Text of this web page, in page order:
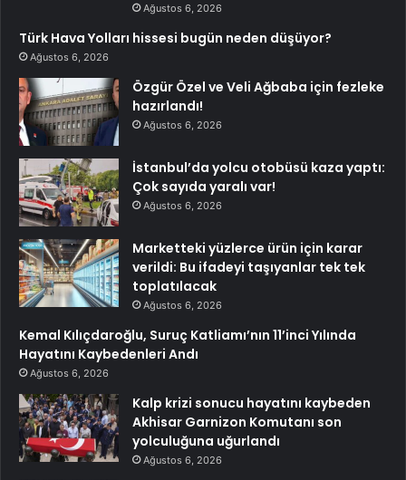
Ağustos 6, 2026
Türk Hava Yolları hissesi bugün neden düşüyor?
Ağustos 6, 2026
Özgür Özel ve Veli Ağbaba için fezleke
hazırlandı!
Ağustos 6, 2026
İstanbul’da yolcu otobüsü kaza yaptı:
Çok sayıda yaralı var!
Ağustos 6, 2026
Marketteki yüzlerce ürün için karar
verildi: Bu ifadeyi taşıyanlar tek tek
toplatılacak
Ağustos 6, 2026
Kemal Kılıçdaroğlu, Suruç Katliamı’nın 11’inci Yılında
Hayatını Kaybedenleri Andı
Ağustos 6, 2026
Kalp krizi sonucu hayatını kaybeden
Akhisar Garnizon Komutanı son
yolculuğuna uğurlandı
Ağustos 6, 2026